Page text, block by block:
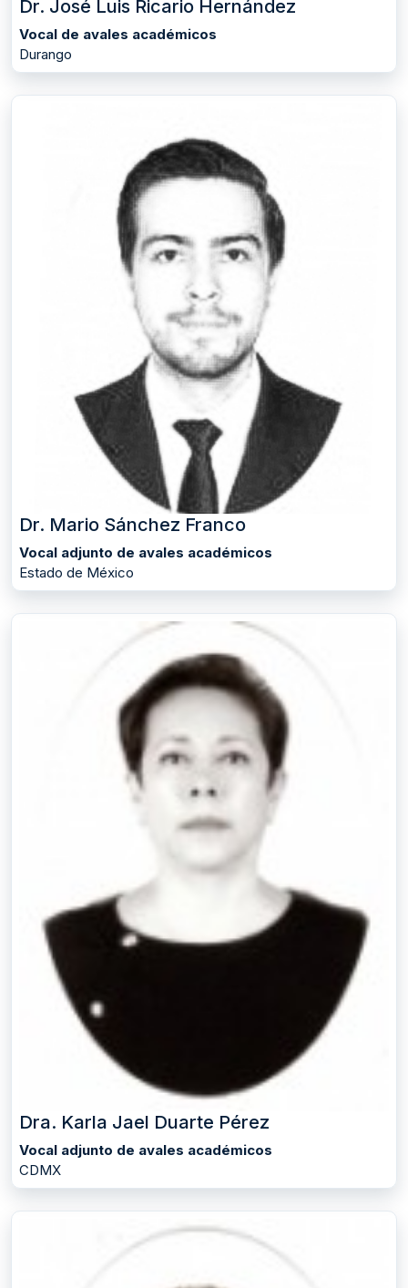
Dr. José Luis Ricario Hernández
Vocal de avales académicos
Durango
Dr. Mario Sánchez Franco
Vocal adjunto de avales académicos
Estado de México
Dra. Karla Jael Duarte Pérez
Vocal adjunto de avales académicos
CDMX